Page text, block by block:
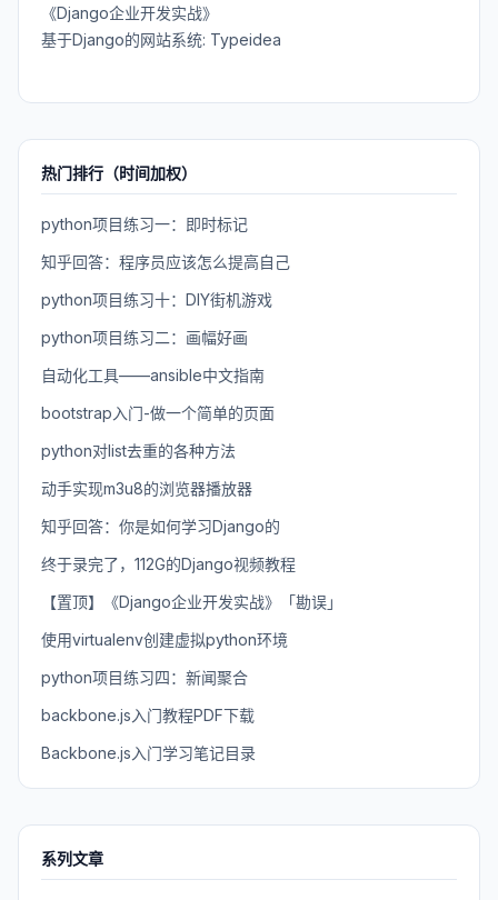
《Django企业开发实战》
基于Django的网站系统: Typeidea
热门排行（时间加权）
python项目练习一：即时标记
知乎回答：程序员应该怎么提高自己
python项目练习十：DIY街机游戏
python项目练习二：画幅好画
自动化工具——ansible中文指南
bootstrap入门-做一个简单的页面
python对list去重的各种方法
动手实现m3u8的浏览器播放器
知乎回答：你是如何学习Django的
终于录完了，112G的Django视频教程
【置顶】《Django企业开发实战》「勘误」
使用virtualenv创建虚拟python环境
python项目练习四：新闻聚合
backbone.js入门教程PDF下载
Backbone.js入门学习笔记目录
系列文章